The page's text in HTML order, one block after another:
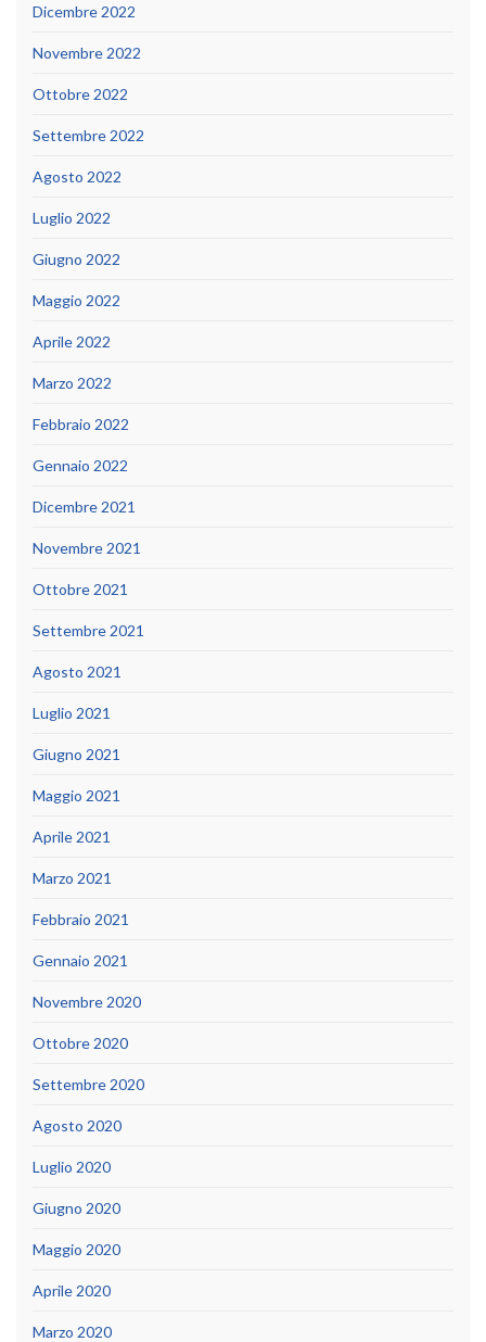
Dicembre 2022
Novembre 2022
Ottobre 2022
Settembre 2022
Agosto 2022
Luglio 2022
Giugno 2022
Maggio 2022
Aprile 2022
Marzo 2022
Febbraio 2022
Gennaio 2022
Dicembre 2021
Novembre 2021
Ottobre 2021
Settembre 2021
Agosto 2021
Luglio 2021
Giugno 2021
Maggio 2021
Aprile 2021
Marzo 2021
Febbraio 2021
Gennaio 2021
Novembre 2020
Ottobre 2020
Settembre 2020
Agosto 2020
Luglio 2020
Giugno 2020
Maggio 2020
Aprile 2020
Marzo 2020